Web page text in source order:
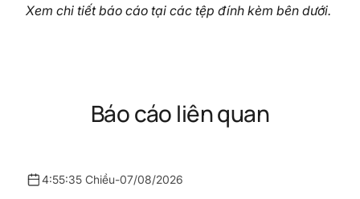
Xem chi tiết báo cáo tại các tệp đính kèm bên dưới.
Báo cáo liên quan
4:55:35 Chiều-07/08/2026